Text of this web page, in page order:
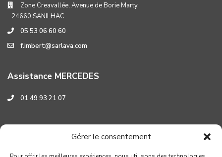
Gérer le consentement
Zone Creavallée, Avenue de Borie Marty,
24660 SANILHAC
05 53 06 60 60
f.imbert@sarlava.com
Assistance MERCEDES
01 49 93 21 07